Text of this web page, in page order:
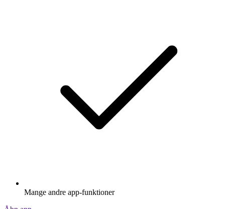
Mange andre app-funktioner